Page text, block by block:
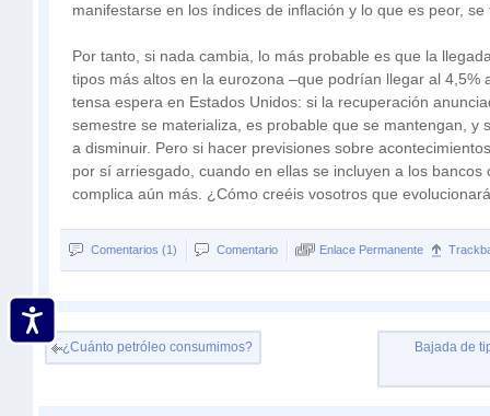
manifestarse en los índices de inflación y lo que es peor,
Por tanto, si nada cambia, lo más probable es que la
tipos más altos en la eurozona –que podrían llegar al 4,5%
tensa espera en Estados Unidos: si la recuperación
semestre se materializa, es probable que se mantengan, y
a disminuir. Pero si hacer previsiones sobre
por sí arriesgado, cuando en ellas se incluyen a los bancos
complica aún más. ¿Cómo creéis vosotros que
Comentarios (1) Comentario Enlace Permanente
¿Cuánto petróleo consumimos? Bajada de